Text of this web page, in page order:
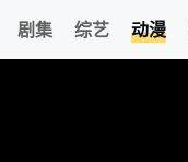
剧集 综艺 动漫